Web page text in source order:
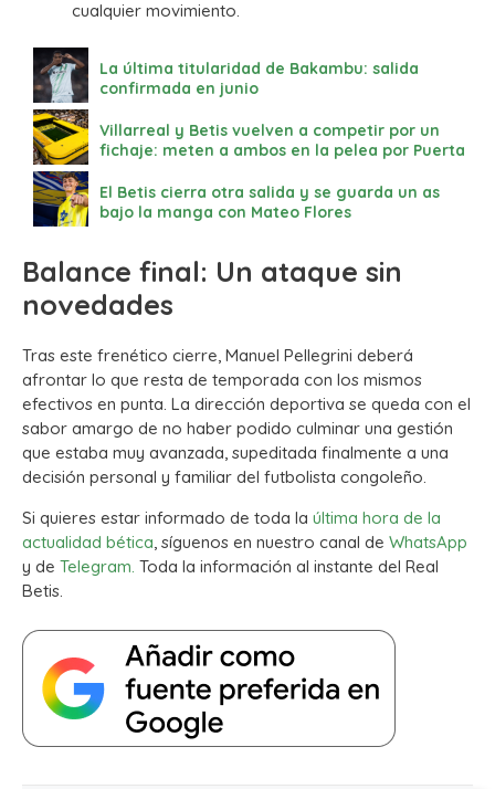
cualquier movimiento.
La última titularidad de Bakambu: salida
confirmada en junio
Villarreal y Betis vuelven a competir por un
fichaje: meten a ambos en la pelea por Puerta
El Betis cierra otra salida y se guarda un as
bajo la manga con Mateo Flores
Balance final: Un ataque sin
novedades
Tras este frenético cierre, Manuel Pellegrini deberá
afrontar lo que resta de temporada con los mismos
efectivos en punta. La dirección deportiva se queda con el
sabor amargo de no haber podido culminar una gestión
que estaba muy avanzada, supeditada finalmente a una
decisión personal y familiar del futbolista congoleño.
Si quieres estar informado de toda la última hora de la
actualidad bética, síguenos en nuestro canal de WhatsApp
y de Telegram. Toda la información al instante del Real
Betis.